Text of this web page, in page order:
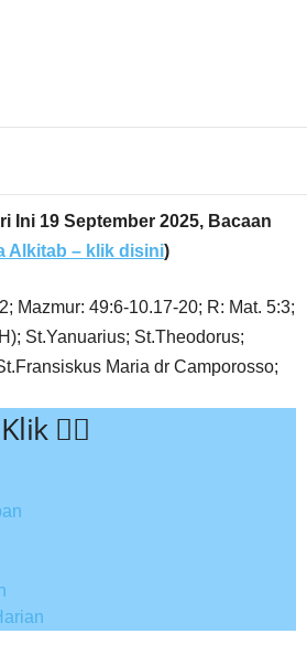
Ini 19 September 2025, Bacaan
Alkitab – klik disini)
Mazmur: 49:6-10.17-20; R: Mat. 5:3;
St.Yanuarius; St.Theodorus;
Maria dr Camporosso;
👇🏻